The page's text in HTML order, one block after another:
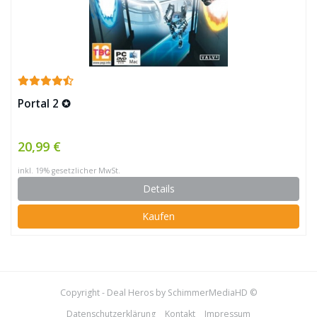
Portal 2 ✪
20,99 €
inkl. 19% gesetzlicher MwSt.
Details
Kaufen
Copyright - Deal Heros by SchimmerMediaHD ©
Datenschutzerklärung
Kontakt Impressum